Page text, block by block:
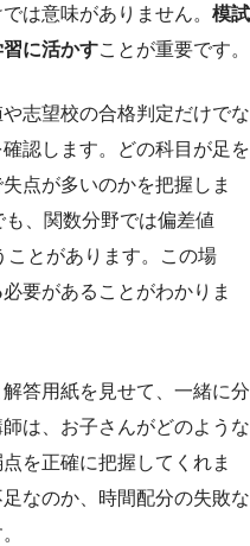
は意味がありません。 模試
に活かすことが重要です。
志望校の合格判定だけでな
認します。どの科目が足を
点が多いのかを把握しま
、関数分野では偏差値
ことがあります。この場
必要があることがわかりま
答用紙を見せて、一緒に分
は、お子さんがどのような
を正確に把握してくれま
なのか、時間配分の失敗な